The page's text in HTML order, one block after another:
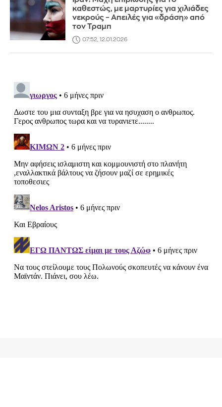
καθεστώς, με μαρτυρίες για χιλιάδες
νεκρούς – Απειλές για «δράση» από
τον Τραμπ
07:52, 12.01.2026